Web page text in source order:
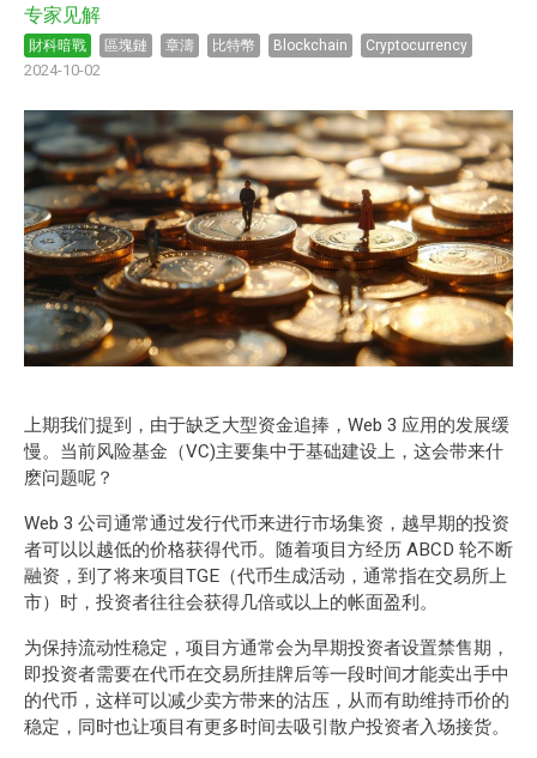
专家见解
財科暗戰 區塊鏈 章濤 比特幣 Blockchain Cryptocurrency
2024-10-02
上期我们提到，由于缺乏大型资金追捧，Web 3 应用的发展缓
慢。当前风险基金（VC)主要集中于基础建设上，这会带来什
麽问题呢？
Web 3 公司通常通过发行代币来进行市场集资，越早期的投资
者可以以越低的价格获得代币。随着项目方经历 ABCD 轮不断
融资，到了将来项目TGE（代币生成活动，通常指在交易所上
市）时，投资者往往会获得几倍或以上的帐面盈利。
为保持流动性稳定，项目方通常会为早期投资者设置禁售期，
即投资者需要在代币在交易所挂牌后等一段时间才能卖出手中
的代币，这样可以减少卖方带来的沽压，从而有助维持币价的
稳定，同时也让项目有更多时间去吸引散户投资者入场接货。